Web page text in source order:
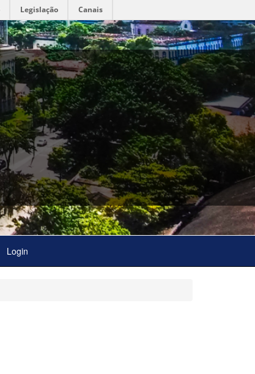
Legislação Canais
Login